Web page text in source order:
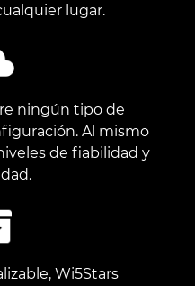
lugar.
ningún tipo de
Al mismo
de fiabilidad y
Wi5Stars